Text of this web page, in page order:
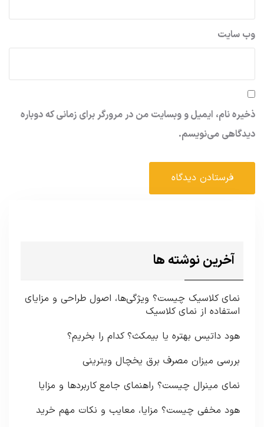
وب‌ سایت
ذخیره نام، ایمیل و وبسایت من در مرورگر برای زمانی که دوباره
دیدگاهی می‌نویسم.
آخرین نوشته ها
نمای کلاسیک چیست؟ ویژگی‌ها، اصول طراحی و مزایای
استفاده از نمای کلاسیک
هود داتیس بهتره یا بیمکث؟ کدام را بخریم؟
بررسی میزان مصرف برق یخچال ویترینی
نمای مینرال چیست؟ راهنمای جامع کاربردها و مزایا
هود مخفی چیست؟ مزایا، معایب و نکات مهم خرید